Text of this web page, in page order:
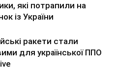
які потрапили на
із України
ракети стали
для української ППО